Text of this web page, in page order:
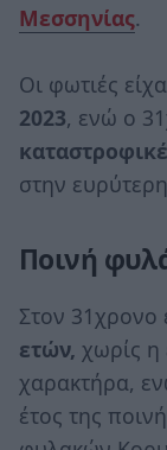
Μεσσηνίας.
Οι φωτιές
2023, ενώ ο
στην
Ποινή
Στον 31χρονο
ετών, χωρίς η
χαρακτήρα,
έτος της